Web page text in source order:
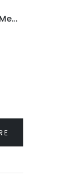
Joc de memorie Ravensburger Memory Batman